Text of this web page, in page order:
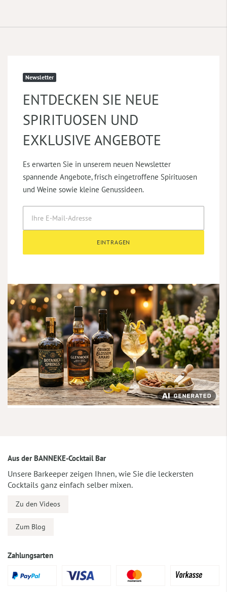
Newsletter
ENTDECKEN SIE NEUE
SPIRITUOSEN UND
EXKLUSIVE ANGEBOTE
Es erwarten Sie in unserem neuen Newsletter
spannende Angebote, frisch eingetroffene Spirituosen
und Weine sowie kleine Genussideen.
EINTRAGEN
Aus der BANNEKE-Cocktail Bar
Unsere Barkeeper zeigen Ihnen, wie Sie die leckersten
Cocktails ganz einfach selber mixen.
Zu den Videos
Zum Blog
Zahlungsarten